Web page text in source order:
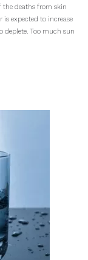
the deaths from skin
is expected to increase
deplete. Too much sun